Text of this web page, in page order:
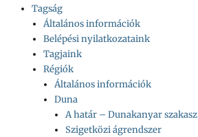
Tagság
Általános információk
Belépési nyilatkozataink
Tagjaink
Régiók
Általános információk
Duna
A határ – Dunakanyar szakasz
Szigetközi ágrendszer